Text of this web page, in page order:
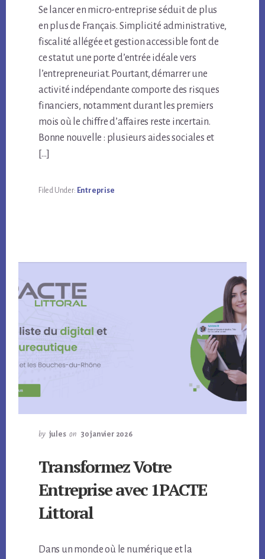
Se lancer en micro-entreprise séduit de plus
en plus de Français. Simplicité administrative,
fiscalité allégée et gestion accessible font de
ce statut une porte d’entrée idéale vers
l’entrepreneuriat. Pourtant, démarrer une
activité indépendante comporte des risques
financiers, notamment durant les premiers
mois où le chiffre d’affaires reste incertain.
Bonne nouvelle : plusieurs aides sociales et
[…]
Filed Under: Entreprise
by jules on 30 janvier 2026
Transformez Votre
Entreprise avec 1PACTE
Littoral
Dans un monde où le numérique et la